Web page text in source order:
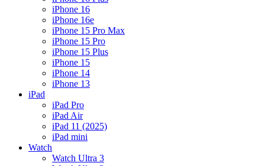
iPhone 16
iPhone 16e
iPhone 15 Pro Max
iPhone 15 Pro
iPhone 15 Plus
iPhone 15
iPhone 14
iPhone 13
iPad
iPad Pro
iPad Air
iPad 11 (2025)
iPad mini
Watch
Watch Ultra 3